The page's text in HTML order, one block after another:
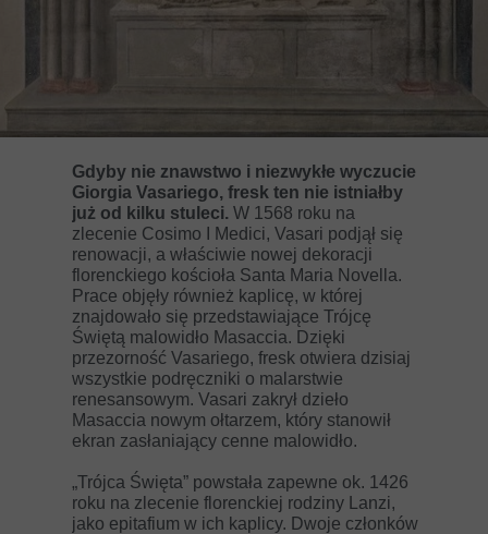
Gdyby nie znawstwo i niezwykłe wyczucie
Giorgia Vasariego, fresk ten nie istniałby
już od kilku stuleci. W 1568 roku na
zlecenie Cosimo I Medici, Vasari podjął się
renowacji, a właściwie nowej dekoracji
florenckiego kościoła Santa Maria Novella.
Prace objęły również kaplicę, w której
znajdowało się przedstawiające Trójcę
Świętą malowidło Masaccia. Dzięki
przezorność Vasariego, fresk otwiera dzisiaj
wszystkie podręczniki o malarstwie
renesansowym. Vasari zakrył dzieło
Masaccia nowym ołtarzem, który stanowił
ekran zasłaniający cenne malowidło.
„Trójca Święta” powstała zapewne ok. 1426
roku na zlecenie florenckiej rodziny Lanzi,
jako epitafium w ich kaplicy. Dwoje członków